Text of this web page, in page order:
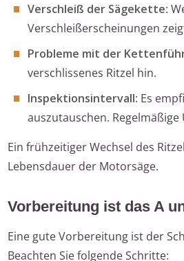
Verschleiß der Sägekette:
Verschleißerscheinungen
Probleme mit der
verschlissenes Ritzel hin.
Inspektionsintervall: Es
auszutauschen.
Ein frühzeitiger Wechsel des
Lebensdauer der Motorsäge.
Vorbereitung ist das A
Eine gute Vorbereitung ist der
Beachten Sie folgende Schritte: